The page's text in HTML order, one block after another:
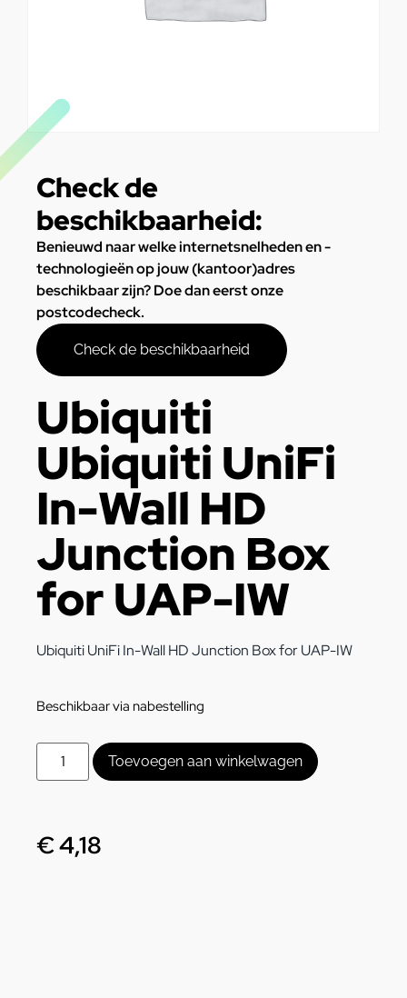
Check de
beschikbaarheid:
Benieuwd naar welke internetsnelheden en -
technologieën op jouw (kantoor)adres
beschikbaar zijn? Doe dan eerst onze
postcodecheck.
Check de beschikbaarheid
Ubiquiti
Ubiquiti UniFi
In-Wall HD
Junction Box
for UAP-IW
Ubiquiti UniFi In-Wall HD Junction Box for UAP-IW
Beschikbaar via nabestelling
Toevoegen aan winkelwagen
€4,18